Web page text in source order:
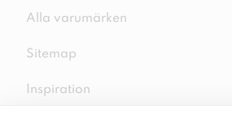
Alla varumärken
Sitemap
Inspiration